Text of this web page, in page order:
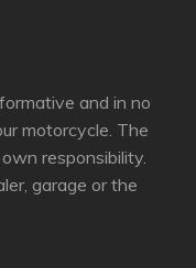
and in no
motorcycle. The
responsibility.
garage or the